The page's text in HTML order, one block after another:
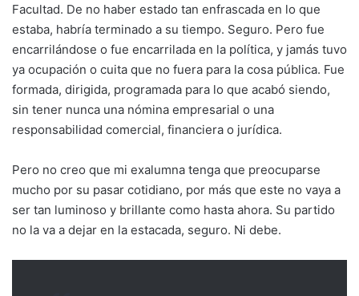
Facultad. De no haber estado tan enfrascada en lo que
estaba, habría terminado a su tiempo. Seguro. Pero fue
encarrilándose o fue encarrilada en la política, y jamás tuvo
ya ocupación o cuita que no fuera para la cosa pública. Fue
formada, dirigida, programada para lo que acabó siendo,
sin tener nunca una nómina empresarial o una
responsabilidad comercial, financiera o jurídica.
Pero no creo que mi exalumna tenga que preocuparse
mucho por su pasar cotidiano, por más que este no vaya a
ser tan luminoso y brillante como hasta ahora. Su partido
no la va a dejar en la estacada, seguro. Ni debe.